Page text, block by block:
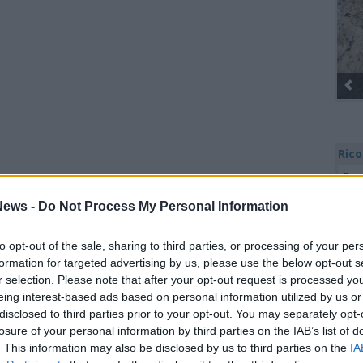
- Do Not Process My Personal Information
opt-out of the sale, sharing to third parties, or processing of your
for targeted advertising by us, please use the below opt-out
selection. Please note that after your opt-out request is processed
interest-based ads based on personal information utilized by us
to third parties prior to your opt-out. You may separately
of your personal information by third parties on the IAB’s list of
This information may also be disclosed by us to third parties on the
breve storia delle mafie in provincia di
all’allenatore di volley che ha violentato
di studio in memoria di Silvia Malnati e
nella tragedia della funivia del Mottarone
Tutti gli eventi
Gli